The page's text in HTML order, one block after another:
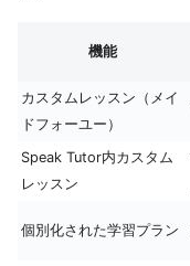
機能
カスタムレッスン（メイ
ドフォーユー）
Speak Tutor内カスタム
レッスン
個別化された学習プラン